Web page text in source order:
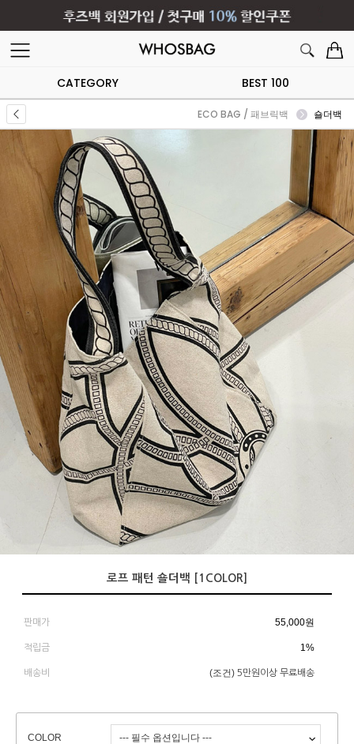
CATEGORY BEST 100
ECO BAG / 패브릭백 숄더백
로프 패턴 숄더백 [1COLOR]
판매가 55,000원
적립금 1%
배송비 (조건) 5만원이상 무료배송
COLOR